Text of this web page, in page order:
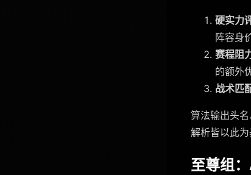
硬实力
阵容身
赛程阻
的额外
战术匹
算法输出头
解析皆以此为
至尊组